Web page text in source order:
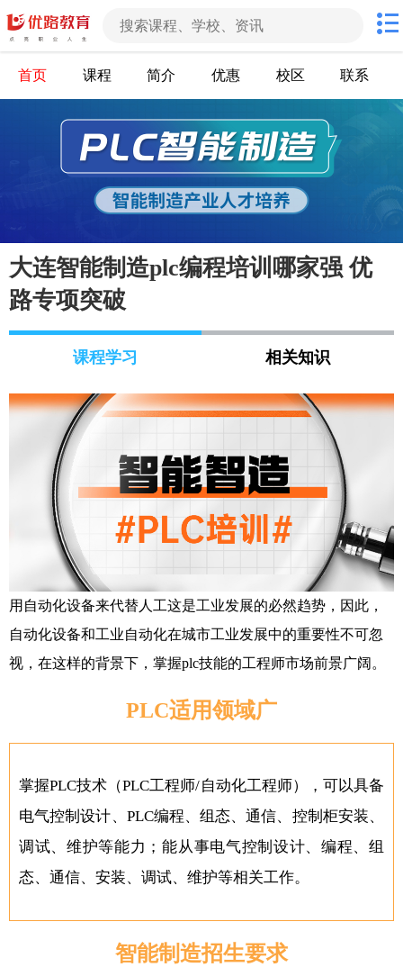
首页 课程 简介 优惠 校区 联系
大连智能制造plc编程培训哪家强 优
路专项突破
课程学习 相关知识
用自动化设备来代替人工这是工业发展的必然趋势，因此，
自动化设备和工业自动化在城市工业发展中的重要性不可忽
视，在这样的背景下，掌握plc技能的工程师市场前景广阔。
PLC适用领域广
掌握PLC技术（PLC工程师/自动化工程师），可以具备
电气控制设计、PLC编程、组态、通信、控制柜安装、
调试、维护等能力；能从事电气控制设计、编程、组
态、通信、安装、调试、维护等相关工作。
智能制造招生要求